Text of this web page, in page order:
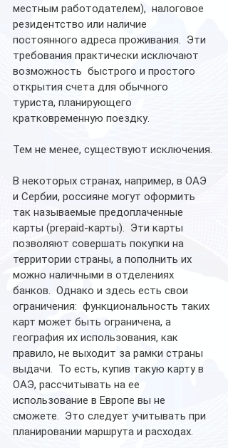
местным работодателем),  налоговое
резидентство или наличие
постоянного адреса проживания.  Эти
требования практически исключают
возможность  быстрого и простого
открытия счета для обычного
туриста, планирующего
кратковременную поездку.
Тем не менее, существуют исключения.
В некоторых странах, например, в ОАЭ
и Сербии, россияне могут оформить
так называемые предоплаченные
карты (prepaid-карты).  Эти карты
позволяют совершать покупки на
территории страны, а пополнить их
можно наличными в отделениях
банков.  Однако и здесь есть свои
ограничения:  функциональность таких
карт может быть ограничена, а
география их использования, как
правило, не выходит за рамки страны
выдачи.  То есть, купив такую карту в
ОАЭ, рассчитывать на ее
использование в Европе вы не
сможете.  Это следует учитывать при
планировании маршрута и расходах.